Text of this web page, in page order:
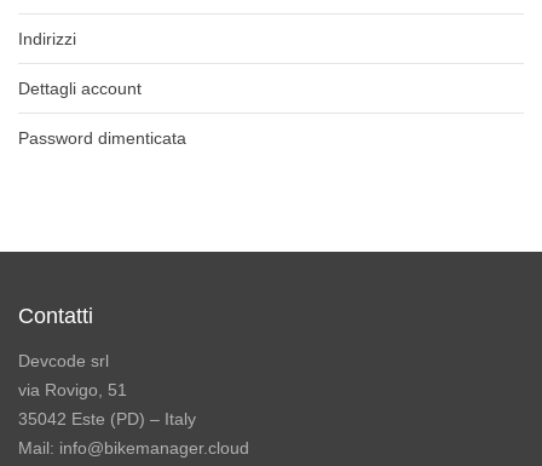
Indirizzi
Dettagli account
Password dimenticata
Contatti
Devcode srl
via Rovigo, 51
35042 Este (PD) – Italy
Mail: info@bikemanager.cloud